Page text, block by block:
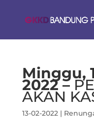
Minggu,
2022 –
AKAN
13-02-2022|